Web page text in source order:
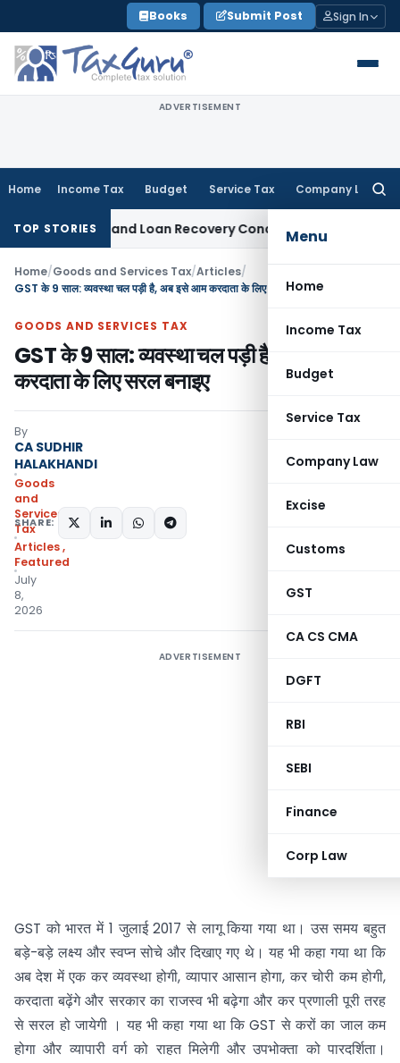
to
content
Books Submit Post Sign In
ADVERTISEMENT
Home Income Tax Budget Service Tax Company Law
Menu
Home
Income Tax
Budget
Service Tax
Company Law
Excise
Customs
GST
CA CS CMA
DGFT
RBI
SEBI
Finance
Corp Law
TOP STORIES
and Loan Recovery Conduct Directions from January
Home/Goods and Services Tax/Articles/
GST के 9 साल: व्यवस्था चल पड़ी है, अब इसे आम करदाता के लिए सरल बनाइए
GOODS AND SERVICES TAX
GST के 9 साल: व्यवस्था चल पड़ी है, अब इसे आम
करदाता के लिए सरल बनाइए
By
CA SUDHIR
HALAKHANDI
Goods
and
Services
Tax
Articles,
Featured
July
8,
2026
SHARE:
ADVERTISEMENT
GST को भारत में 1 जुलाई 2017 से लागू किया गया था। उस समय बहुत
बड़े-बड़े लक्ष्य और स्वप्न सोचे और दिखाए गए थे। यह भी कहा गया था कि
अब देश में एक कर व्यवस्था होगी, व्यापार आसान होगा, कर चोरी कम होगी,
करदाता बढ़ेंगे और सरकार का राजस्व भी बढ़ेगा और कर प्रणाली पूरी तरह
से सरल हो जायेगी । यह भी कहा गया था कि GST से करों का जाल कम
होगा और व्यापारी वर्ग को राहत मिलेगी और उपभोक्ता को पारदर्शिता।